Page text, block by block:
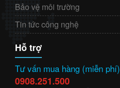
Bảo vệ môi trường
Tin tức công nghệ
Hỗ trợ
Tư vấn mua hàng (miễn phí)
0908.251.500